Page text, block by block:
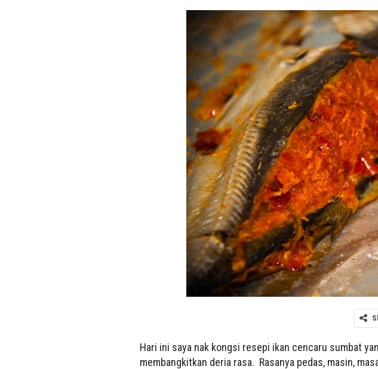
Hari ini saya nak kongsi resepi ikan cencaru sumbat
membangkitkan deria rasa. Rasanya pedas, masin,